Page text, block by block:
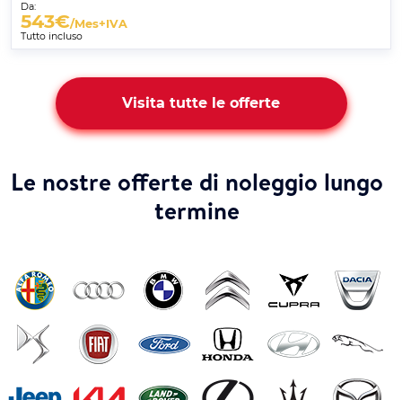
Da:
543€/Mes+IVA
Tutto incluso
Visita tutte le offerte
Le nostre offerte di noleggio lungo
termine